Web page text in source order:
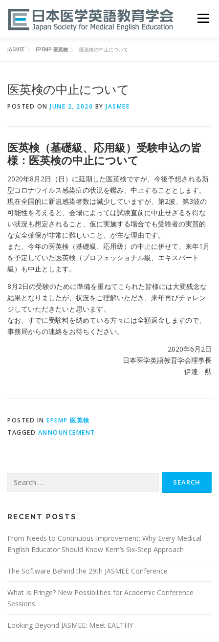
content
Menu
医英検 EPEMP RESOURCES
JASMEE EPEMP 医英検 医英検の中止について
医英検の中止について
POSTED ON JUNE 2, 2020 BY JASMEE
医英検（基礎級、応用級）受験申込の皆
様：医英検の中止について
2020年8月2日（日）に延期した医英検ですが、今後予想される新
型コロナウイルス感染症の状況を鑑み、中止することとします。
現在全国的に新規感染者数は減少していますが、第2波、第3波の
可能性を考えると、会場によっては試験直前に中止せざるを得な
い状況も想定されること、仮に実施する場合でも受験者の実質的
な安全確保が非常に難しいこと、が主な理由です。
また、今年の医英検（基礎級、応用級）の中止に併せて、来年1月
を予定していた医英検（プロフェッショナル級、エキスパート
級）も中止とします。
8月2日の受験のために準備を重ねてこられた皆様には大変残念な
結果となりましたが、状況をご理解いただき、来年再びチャレン
ジしていただきたいと思います。
なお、すでに受験料を納めている方々には全額返金しますので、
事務局からの連絡をお待ちください。
2020年6月2日
日本医学英語教育学会理事長
伊達 勲
POSTED IN EPEMP 医英検
TAGGED ANNOUNCEMENT
RECENT POSTS
From Needs to Continuous Improvement: Why Every Medical
English Educator Should Know Kern’s Six-Step Approach
The Software Behind the 29th JASMEE Conference
What Is Fringe? New Possibilities for Academic Conference
Sessions
Looking Beyond JASMEE: Meet EALTHY